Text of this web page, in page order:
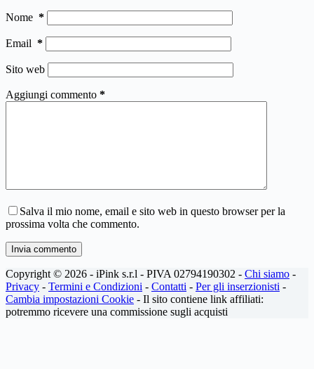
Nome *
Email *
Sito web
Aggiungi commento *
Salva il mio nome, email e sito web in questo browser per la
prossima volta che commento.
Invia commento
Copyright © 2026 - iPink s.r.l - PIVA 02794190302 - Chi siamo -
Privacy - Termini e Condizioni - Contatti - Per gli inserzionisti -
Cambia impostazioni Cookie - Il sito contiene link affiliati:
potremmo ricevere una commissione sugli acquisti